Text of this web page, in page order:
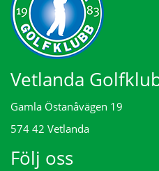
Vetlanda
Gamla Östanåvägen 19
574 42 Vetlanda
Följ oss